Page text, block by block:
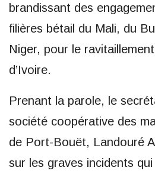
brandissant des
filières bétail du Mali, du
Niger, pour le
d’Ivoire.
Prenant la parole, le
société coopérative des
de Port-Bouët, Landouré
sur les graves incidents